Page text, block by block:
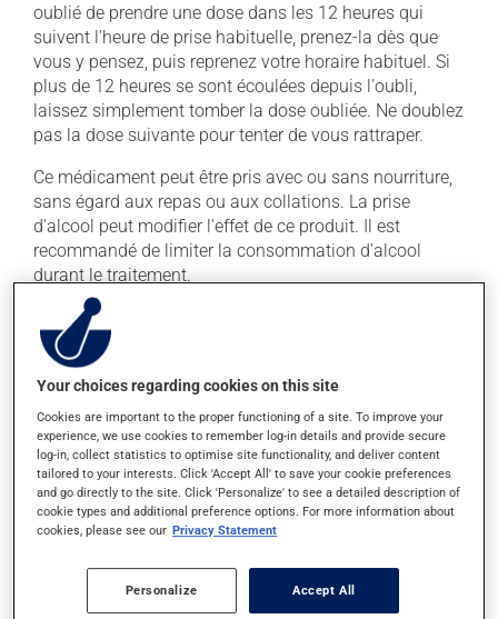
oublié de prendre une dose dans les 12 heures qui
suivent l'heure de prise habituelle, prenez-la dès que
vous y pensez, puis reprenez votre horaire habituel. Si
plus de 12 heures se sont écoulées depuis l'oubli,
laissez simplement tomber la dose oubliée. Ne doublez
pas la dose suivante pour tenter de vous rattraper.
Ce médicament peut être pris avec ou sans nourriture,
sans égard aux repas ou aux collations. La prise
d'alcool peut modifier l'effet de ce produit. Il est
recommandé de limiter la consommation d'alcool
durant le traitement.
Effets indésirables
En plus de ses effets recherchés, ce produit peut à
secondaires), notamment :
il peut causer des maux de tête;
il peut causer de la diarrhée;
il peut causer des étourdissements - levez-vous
volant;
il peut causer une fatigue inhabituelle;
Your choices regarding cookies on this site
Cookies are important to the proper functioning of a site. To improve your
experience, we use cookies to remember log-in details and provide secure
log-in, collect statistics to optimise site functionality, and deliver content
tailored to your interests. Click 'Accept All' to save your cookie preferences
and go directly to the site. Click 'Personalize' to see a detailed description of
cookie types and additional preference options. For more information about
cookies, please see our Privacy Statement
Personalize Accept All